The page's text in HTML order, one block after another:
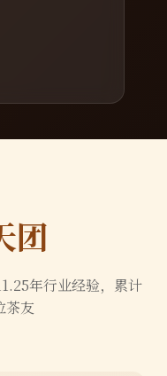
团
年行业经验，累计
茶友